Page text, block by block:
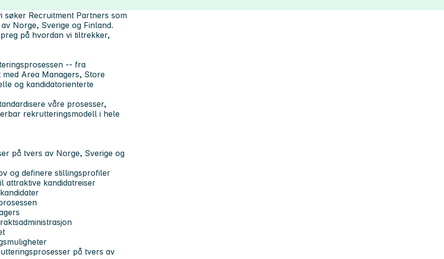
søker Recruitment Partners som
Norge, Sverige og Finland.
på hvordan vi tiltrekker,
-- fra
Area Managers, Store
og kandidatorienterte
våre prosesser,
rekrutteringsmodell i hele
på tvers av Norge, Sverige og
og definere stillingsprofiler
attraktive kandidatreiser
på tvers av